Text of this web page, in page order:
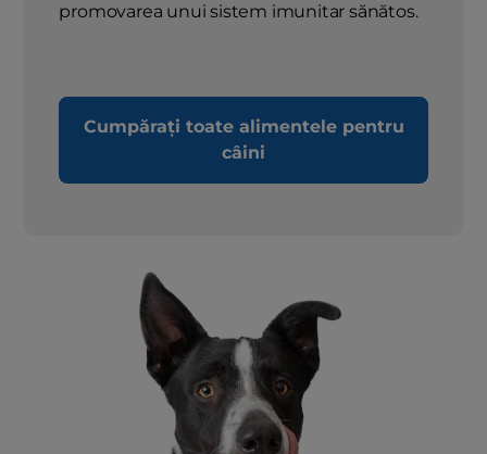
promovarea unui sistem imunitar sănătos.
Cumpărați toate alimentele pentru
câini